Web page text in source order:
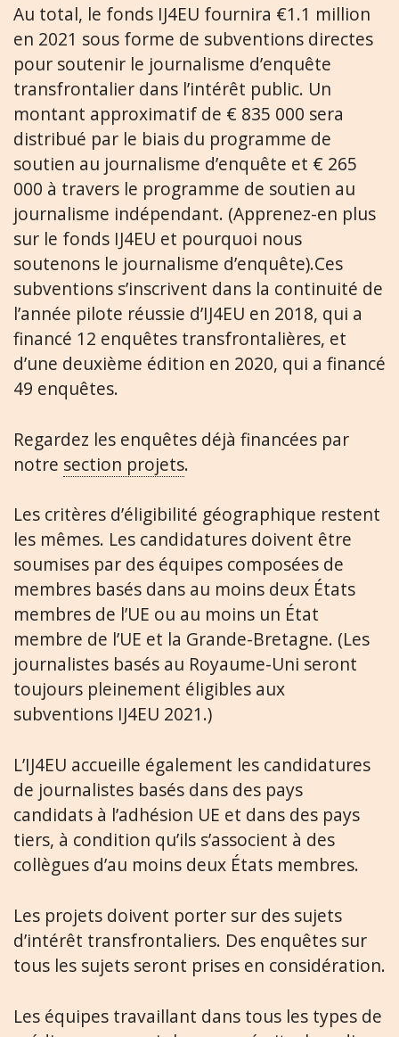
Au total, le fonds IJ4EU fournira €1.1 million
en 2021 sous forme de subventions directes
pour soutenir le journalisme d’enquête
transfrontalier dans l’intérêt public. Un
montant approximatif de € 835 000 sera
distribué par le biais du programme de
soutien au journalisme d’enquête et € 265
000 à travers le programme de soutien au
journalisme indépendant. (Apprenez-en plus
sur le fonds IJ4EU et pourquoi nous
soutenons le journalisme d’enquête).Ces
subventions s’inscrivent dans la continuité de
l’année pilote réussie d’IJ4EU en 2018, qui a
financé 12 enquêtes transfrontalières, et
d’une deuxième édition en 2020, qui a financé
49 enquêtes.
Regardez les enquêtes déjà financées par
notre section projets.
Les critères d’éligibilité géographique restent
les mêmes. Les candidatures doivent être
soumises par des équipes composées de
membres basés dans au moins deux États
membres de l’UE ou au moins un État
membre de l’UE et la Grande-Bretagne. (Les
journalistes basés au Royaume-Uni seront
toujours pleinement éligibles aux
subventions IJ4EU 2021.)
L’IJ4EU accueille également les candidatures
de journalistes basés dans des pays
candidats à l’adhésion UE et dans des pays
tiers, à condition qu’ils s’associent à des
collègues d’au moins deux États membres.
Les projets doivent porter sur des sujets
d’intérêt transfrontaliers. Des enquêtes sur
tous les sujets seront prises en considération.
Les équipes travaillant dans tous les types de